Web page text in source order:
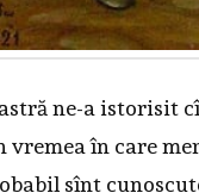
ne-a istorisit
în care
sînt